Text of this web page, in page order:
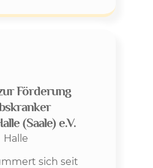
Förderung
(Saale) e.V.
Halle
sich seit